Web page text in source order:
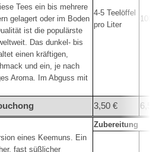
Tees ein bis mehrere
gelagert oder im Boden
ist die populärste
Das dunkel- bis
einen kräftigen,
und ein, je nach
Aroma. Im Abguss mit
4-5 Teelöffel
pro Liter
3,50 €
Zubereitung
eines Keemuns. Ein
fast süßlicher